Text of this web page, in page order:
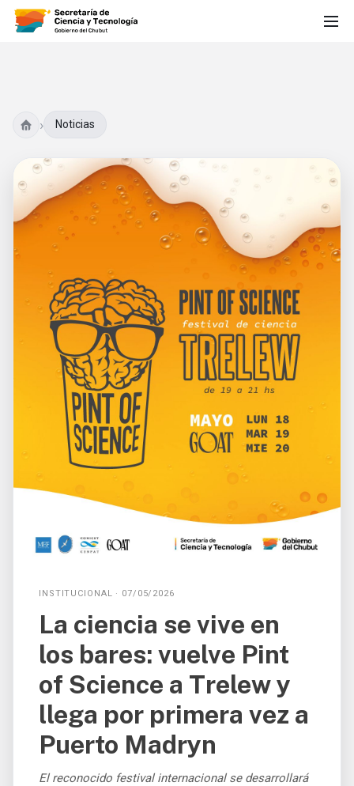
› Noticias
INSTITUCIONAL · 07/05/2026
La ciencia se vive en
los bares: vuelve Pint
of Science a Trelew y
llega por primera vez a
Puerto Madryn
El reconocido festival internacional se desarrollará